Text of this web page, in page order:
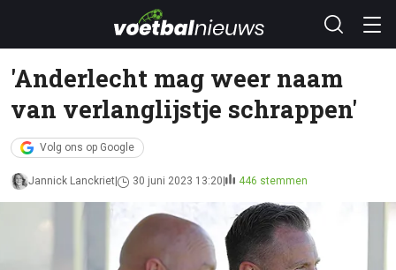
'Anderlecht mag weer naam
van verlanglijstje schrappen'
Volg ons op Google
Jannick Lanckriet 30 juni 2023 13:20 446 stemmen